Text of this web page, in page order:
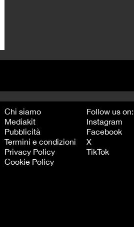
Chi siamo
Mediakit
Pubblicità
Termini e condizioni
Privacy Policy
Cookie Policy
Follow us on:
Instagram
Facebook
X
TikTok